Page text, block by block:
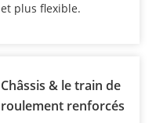
et plus flexible.
Châssis & le train de
roulement renforcés